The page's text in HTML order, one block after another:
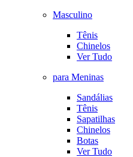
Masculino
Tênis
Chinelos
Ver Tudo
para Meninas
Sandálias
Tênis
Sapatilhas
Chinelos
Botas
Ver Tudo